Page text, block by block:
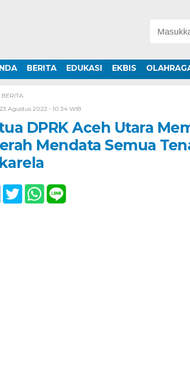
BERITA EDUKASI EKBIS
BERITA
23 Agustus 2022 - 10:34 WIB
DPRK Aceh Utara
Mendata Semua